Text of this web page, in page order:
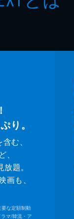
！
り。
む、
題。
も、
な定額制動
マ/韓流・ア